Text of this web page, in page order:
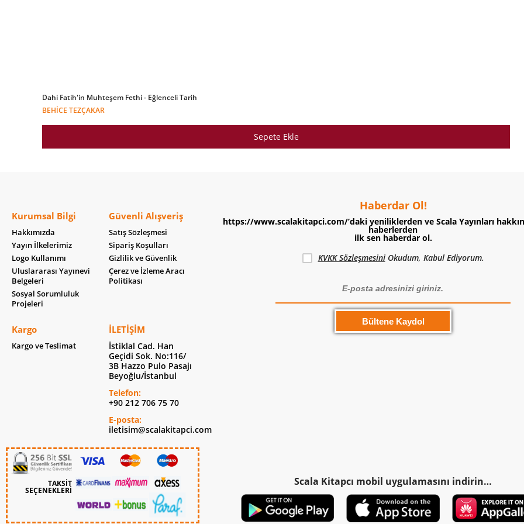
Dahi Fatih'in Muhteşem Fethi - Eğlenceli Tarih
BEHICE TEZÇAKAR
Sepete Ekle
Kurumsal Bilgi
Hakkımızda
Yayın İlkelerimiz
Logo Kullanımı
Uluslararası Yayınevi
Belgeleri
Sosyal Sorumluluk
Projeleri
Güvenli Alışveriş
Satış Sözleşmesi
Sipariş Koşulları
Gizlilik ve Güvenlik
Çerez ve İzleme Aracı
Politikası
Kargo
Kargo ve Teslimat
İLETIŞIM
İstiklal Cad. Han
Geçidi Sok. No:116/
3B Hazzo Pulo Pasajı
Beyoğlu/İstanbul
Telefon:
+90 212 706 75 70
E-posta:
iletisim@scalakitapci.com
TAKSİT
SEÇENEKLERİ
Haberdar Ol!
https://www.scalakitapci.com/’daki yeniliklerden ve Scala Yayınları
haberlerden
ilk sen haberdar ol.
KVKK SözleşmesiniOkudum, Kabul Ediyorum.
Scala Kitapcı mobil uygulamasını indirin…